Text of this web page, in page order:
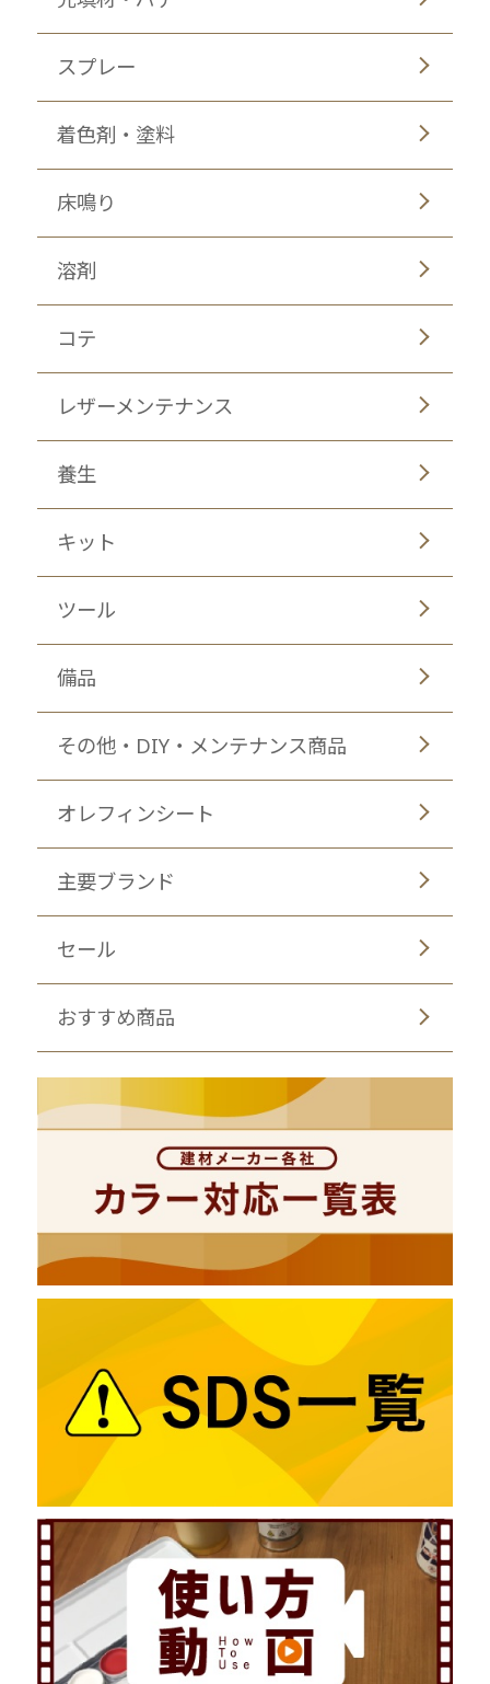
スプレー
着色剤・塗料
床鳴り
溶剤
コテ
レザーメンテナンス
養生
キット
ツール
備品
その他・DIY・メンテナンス商品
オレフィンシート
主要ブランド
セール
おすすめ商品